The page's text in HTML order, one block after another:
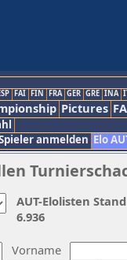
FAI FIN FRA GER GRE INA
Pictures
anmelden Elo
Vorname
AUT-Elolisten
6.936